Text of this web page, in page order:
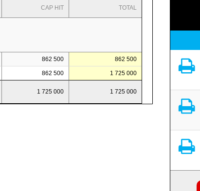
CAP HIT TOTAL
862 500 862 500
862 500 1 725 000
1 725 000 1 725 000